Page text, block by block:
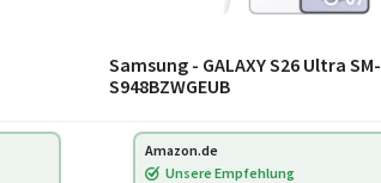
Samsung - GALAXY S26 Ultra SM-
S948BZWGEUB
Amazon.de
Unsere Empfehlung